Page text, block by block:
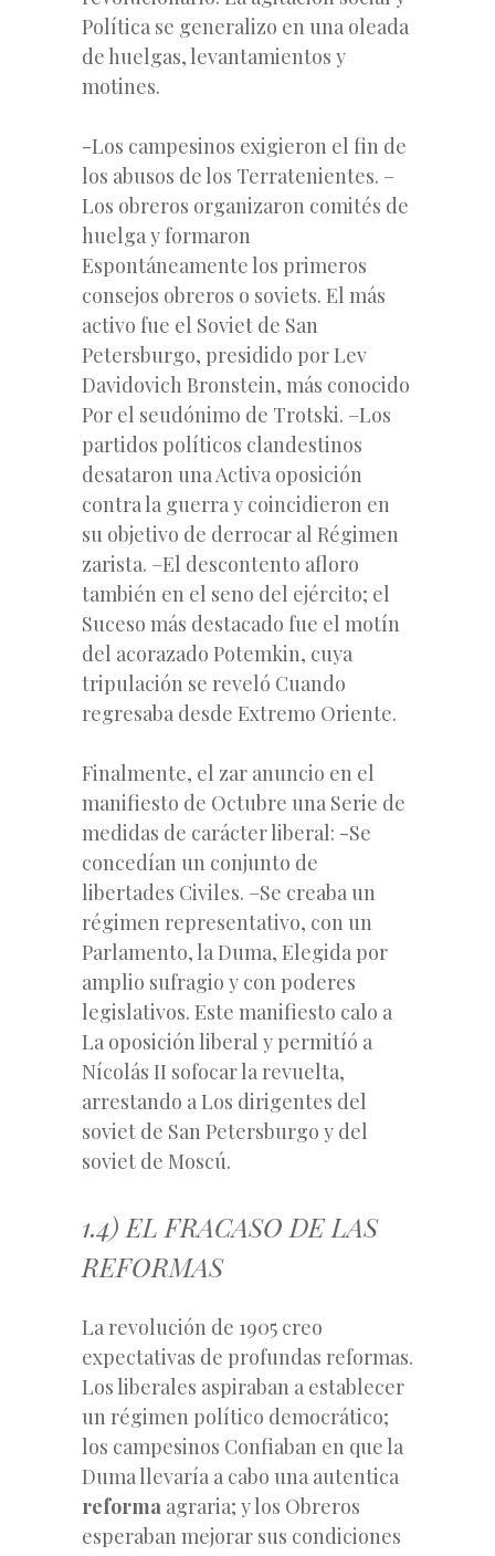
Política se generalizo en una oleada
de huelgas, levantamientos y
motines.
-Los campesinos exigieron el fin de
los abusos de los Terratenientes. –
Los obreros organizaron comités de
huelga y formaron
Espontáneamente los primeros
consejos obreros o soviets. El más
activo fue el Soviet de San
Petersburgo, presidido por Lev
Davidovich Bronstein, más conocido
Por el seudónimo de Trotski. –Los
partidos políticos clandestinos
desataron una Activa oposición
contra la guerra y coincidieron en
su objetivo de derrocar al Régimen
zarista. –El descontento afloro
también en el seno del ejército; el
Suceso más destacado fue el motín
del acorazado Potemkin, cuya
tripulación se reveló Cuando
regresaba desde Extremo Oriente.
Finalmente, el zar anuncio en el
manifiesto de Octubre una Serie de
medidas de carácter liberal: -Se
concedían un conjunto de
libertades Civiles. –Se creaba un
régimen representativo, con un
Parlamento, la Duma, Elegida por
amplio sufragio y con poderes
legislativos. Este manifiesto calo a
La oposición liberal y permitíó a
Nícolás II sofocar la revuelta,
arrestando a Los dirigentes del
soviet de San Petersburgo y del
soviet de Moscú.
1.4) EL FRACASO DE LAS
REFORMAS
La revolución de 1905 creo
expectativas de profundas reformas.
Los liberales aspiraban a establecer
un régimen político democrático;
los campesinos Confiaban en que la
Duma llevaría a cabo una autentica
reforma agraria; y los Obreros
esperaban mejorar sus condiciones